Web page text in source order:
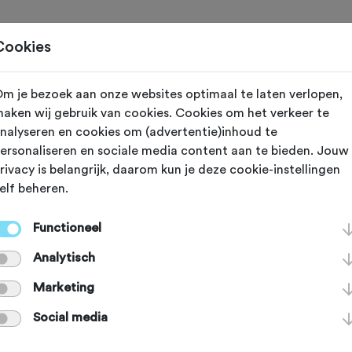
toevoegen voor:
Assen Emmen - 104,0 km
andere sportieve fietsers op weg. Bedankt!
route?
van de volgende onderdelen?
je bezoek aan onze websites optimaal te laten verlopen,
wij gebruik van cookies. Cookies om het verkeer te
en cookies om (advertentie)inhoud te
en sociale media content aan te bieden. Jouw
is belangrijk, daarom kun je deze cookie-instellingen
beheren.
Functioneel
Analytisch
Marketing
Social media